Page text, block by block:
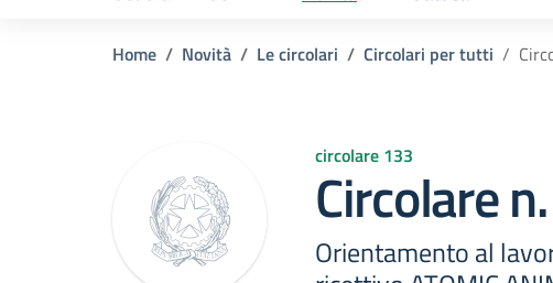
Home Novità Le circolari Circolari per tutti
circolare 133
Circolare
Orientamento al